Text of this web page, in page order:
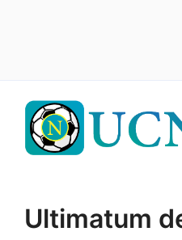
contenuto
Ultimatum